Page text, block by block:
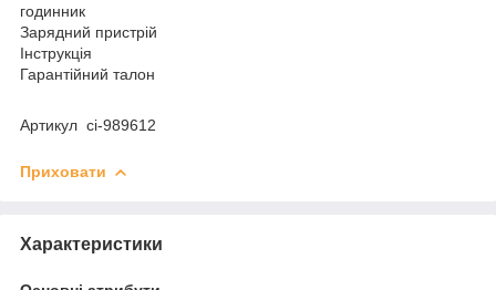
годинник
Зарядний пристрій
Інструкція
Гарантійний талон
Артикул ci-989612
Приховати
Характеристики